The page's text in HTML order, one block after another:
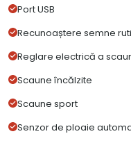
Port USB
Recunoaștere semne
Reglare electrică a
Scaune încălzite
Scaune sport
Senzor de ploaie